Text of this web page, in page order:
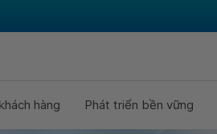
hàng Phát triển bền vững